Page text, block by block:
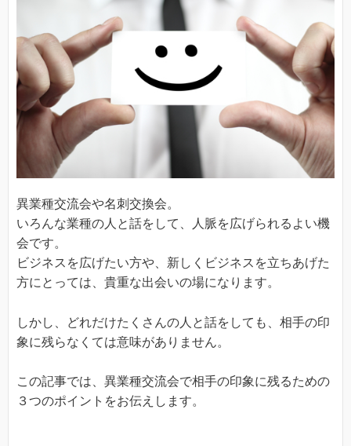
異業種交流会や名刺交換会。
いろんな業種の人と話をして、人脈を広げられるよい機
会です。
ビジネスを広げたい方や、新しくビジネスを立ちあげた
方にとっては、貴重な出会いの場になります。
しかし、どれだけたくさんの人と話をしても、相手の印
象に残らなくては意味がありません。
この記事では、異業種交流会で相手の印象に残るための
３つのポイントをお伝えします。